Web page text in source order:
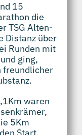
15
die
TSG Alten-
Distanz über
Runden mit
ging,
freundlicher
waren
5Km